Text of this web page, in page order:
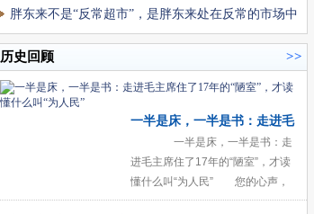
胖东来不是“反常超市”，是胖东来处在反常的市场中
历史回顾 >>
一半是床，一半是书：走进毛
主席住了17年的“陋室”，才读
懂什么叫“为人民”
一半是床，一半是书：走
进毛主席住了17年的“陋室”，才读
懂什么叫“为人民” 您的心声，
激荡着每一个中国人的灵魂。当那